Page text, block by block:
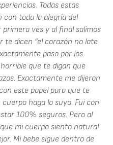
Todas estas
con toda la alegría del
ves y al final salimos
te dicen “el corazón no late
paso por los
que te digan que
Exactamente me dijeron
este papel para que te
haga lo suyo. Fui con
100% seguros. Pero al
mi cuerpo siento natural
Mi bebe sigue dentro de